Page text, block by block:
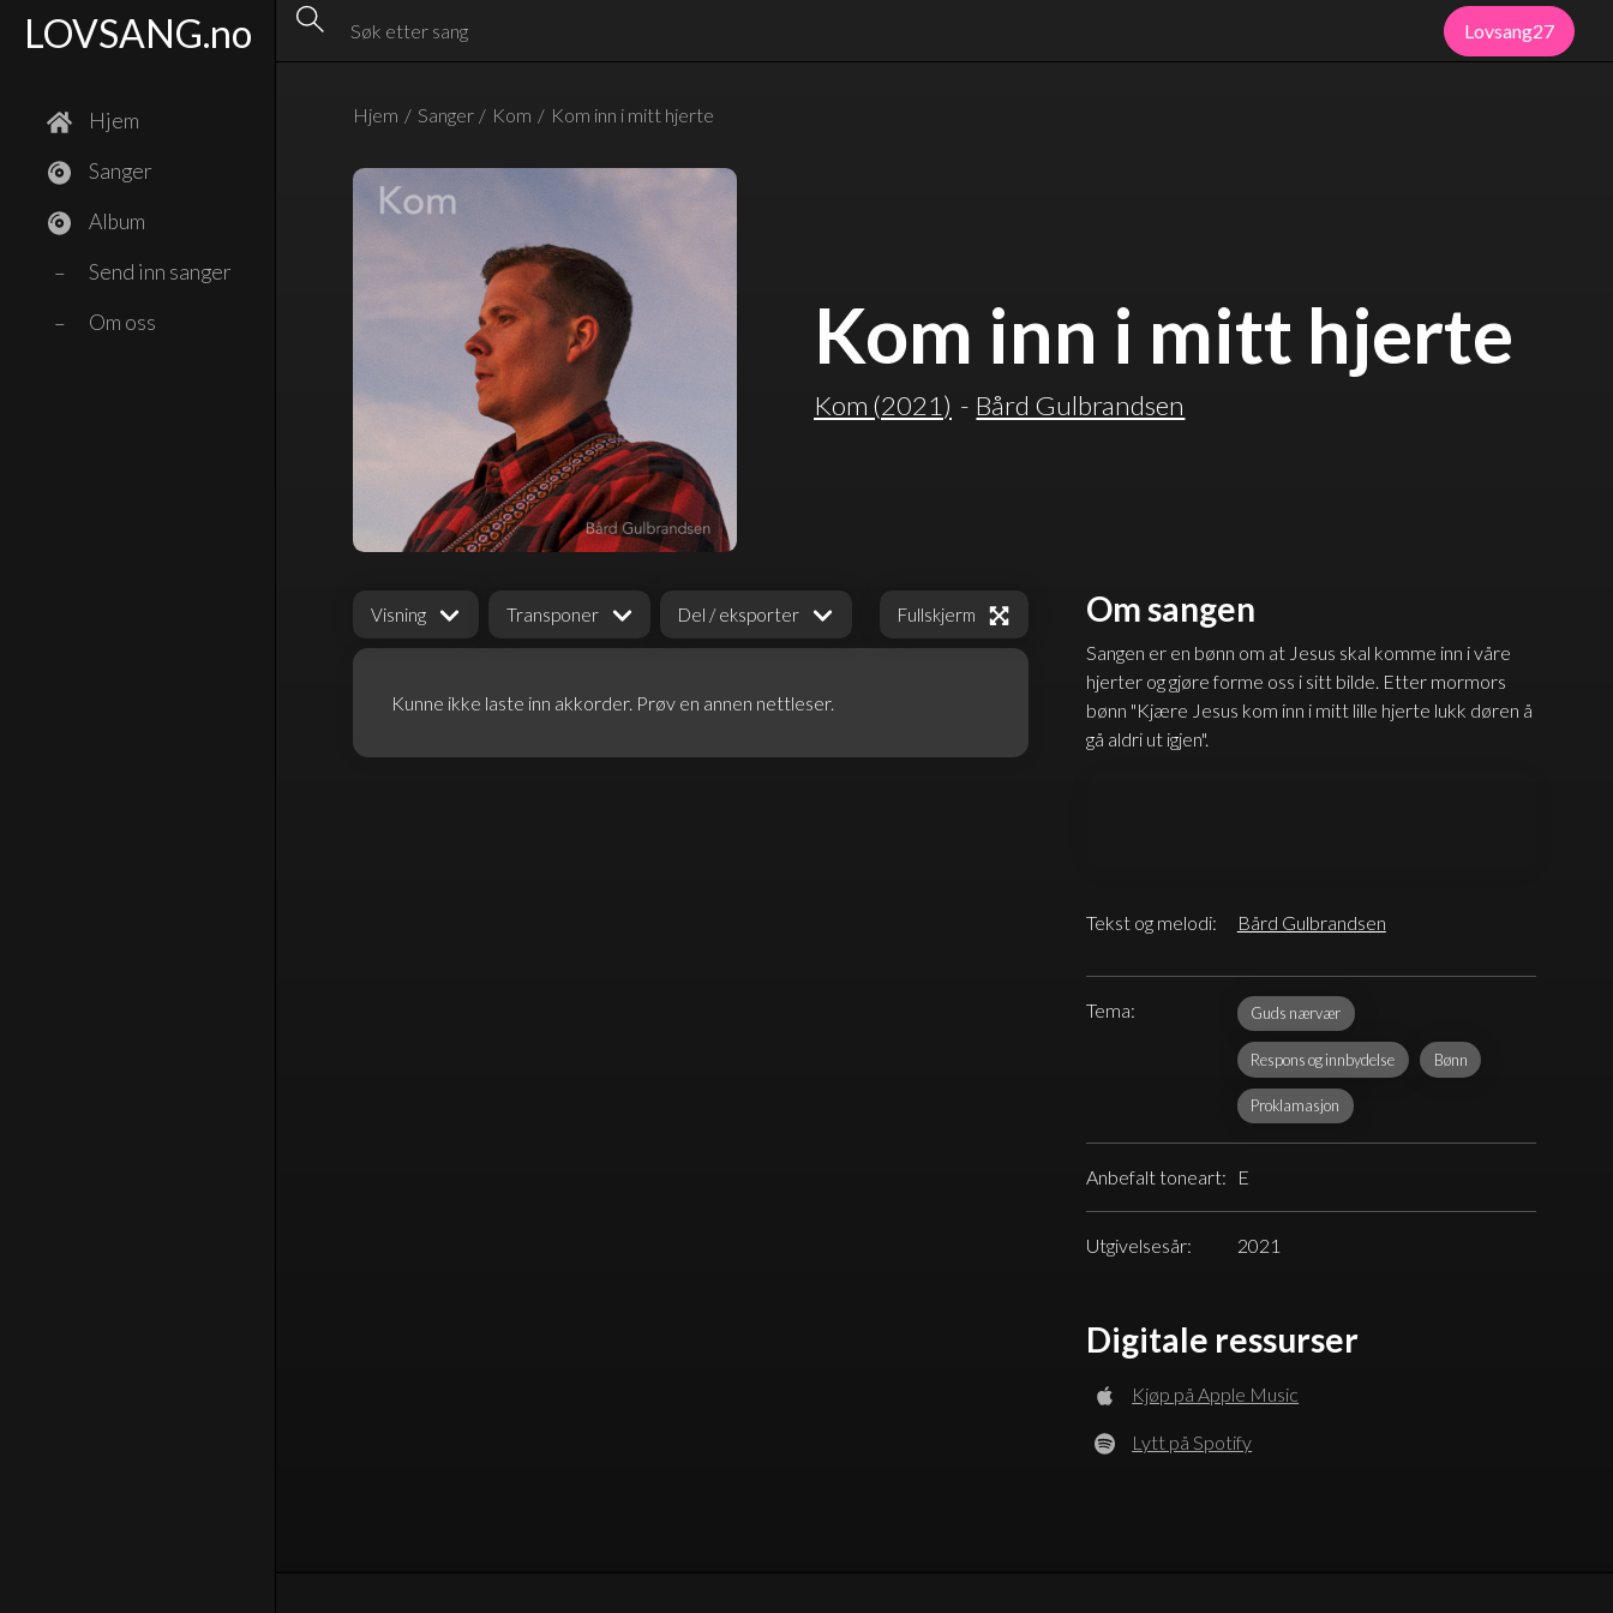
LOVSANG.no
Hjem
Sanger
Album
– Send inn sanger
– Om oss
Lovsang27
Hjem / Sanger / Kom / Kom inn i mitt hjerte
Kom inn i mitt hjerte
Kom (2021 ) - Bård Gulbrandsen
Visning Transponer Del / eksporter Fullskjerm
Kunne ikke laste inn akkorder. Prøv en annen nettleser.
Om sangen
Sangen er en bønn om at Jesus skal komme inn i våre
hjerter og gjøre forme oss i sitt bilde. Etter mormors
bønn "Kjære Jesus kom inn i mitt lille hjerte lukk døren å
gå aldri ut igjen".
Tekst og melodi: Bård Gulbrandsen
Tema: Guds nærvær
Respons og innbydelse Bønn
Proklamasjon
Anbefalt toneart: E
Utgivelsesår: 2021
Digitale ressurser
Kjøp på Apple Music
Lytt på Spotify